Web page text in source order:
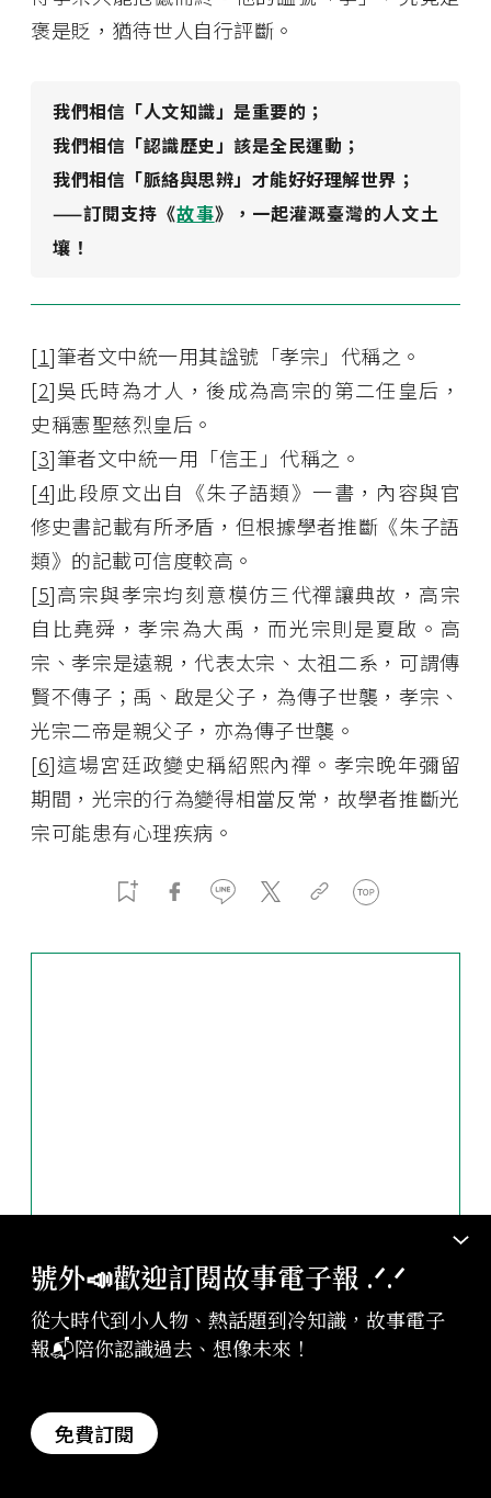
褒是貶，猶待世人自行評斷。
我們相信「人文知識」是重要的；
我們相信「認識歷史」該是全民運動；
我們相信「脈絡與思辨」才能好好理解世界；
——訂閱支持《故事》，一起灌溉臺灣的人文土
壤！
[1]筆者文中統一用其諡號「孝宗」代稱之。
[2]吳氏時為才人，後成為高宗的第二任皇后，
史稱憲聖慈烈皇后。
[3]筆者文中統一用「信王」代稱之。
[4]此段原文出自《朱子語類》一書，內容與官
修史書記載有所矛盾，但根據學者推斷《朱子語
類》的記載可信度較高。
[5]高宗與孝宗均刻意模仿三代禪讓典故，高宗
自比堯舜，孝宗為大禹，而光宗則是夏啟。高
宗、孝宗是遠親，代表太宗、太祖二系，可謂傳
賢不傳子；禹、啟是父子，為傳子世襲，孝宗、
光宗二帝是親父子，亦為傳子世襲。
[6]這場宮廷政變史稱紹熙內禪。孝宗晚年彌留
期間，光宗的行為變得相當反常，故學者推斷光
宗可能患有心理疾病。
號外📣歡迎訂閱故事電子報 .ᐟ‪‪.ᐟ
從大時代到小人物、熱話題到冷知識，故事電子
報📬陪你認識過去、想像未來！
免費訂閱